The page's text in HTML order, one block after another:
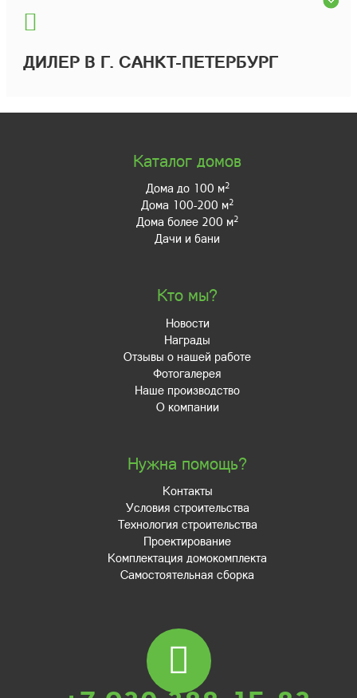
ДИЛЕР В Г. САНКТ-ПЕТЕРБУРГ
Каталог домов
Дома до 100 м2
Дома 100-200 м2
Дома более 200 м2
Дачи и бани
Кто мы?
Новости
Награды
Отзывы о нашей работе
Фотогалерея
Наше производство
О компании
Нужна помощь?
Контакты
Условия строительства
Технология строительства
Проектирование
Комплектация домокомплекта
Самостоятельная сборка